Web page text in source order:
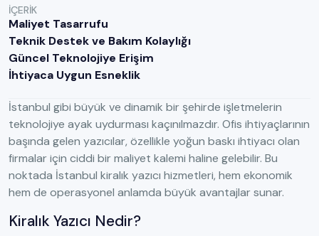
İÇERIK
Maliyet Tasarrufu
Teknik Destek ve Bakım Kolaylığı
Güncel Teknolojiye Erişim
İhtiyaca Uygun Esneklik
İstanbul gibi büyük ve dinamik bir şehirde işletmelerin
teknolojiye ayak uydurması kaçınılmazdır. Ofis ihtiyaçlarının
başında gelen yazıcılar, özellikle yoğun baskı ihtiyacı olan
firmalar için ciddi bir maliyet kalemi haline gelebilir. Bu
noktada İstanbul kiralık yazıcı hizmetleri, hem ekonomik
hem de operasyonel anlamda büyük avantajlar sunar.
Kiralık Yazıcı Nedir?